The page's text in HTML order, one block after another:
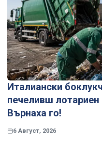
Италиански
печеливш
Върнаха го!
6 Август, 2026